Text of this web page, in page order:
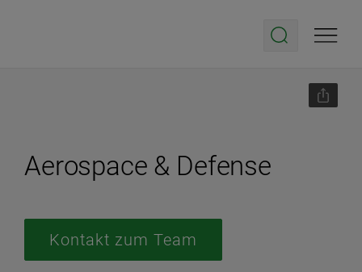
Aerospace & Defense
Kontakt zum Team